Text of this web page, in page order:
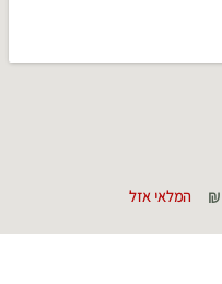
₪ המלאי אזל